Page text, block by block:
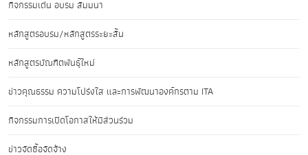
กิจกรรมเด่น อบรม สัมมนา
หลักสูตรอบรม/หลักสูตรระยะสั้น
หลักสูตรบัณฑิตพันธุ์ใหม่
ข่าวคุณธรรม ความโปร่งใส และการพัฒนาองค์กรตาม ITA
กิจกรรมการเปิดโอกาสให้มีส่วนร่วม
ข่าวจัดซื้อจัดจ้าง